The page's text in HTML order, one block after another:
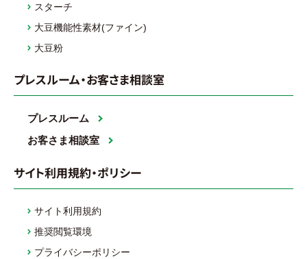
スターチ
大豆機能性素材(ファイン)
大豆粉
プレスルーム・お客さま相談室
プレスルーム
お客さま相談室
サイト利用規約・ポリシー
サイト利用規約
推奨閲覧環境
プライバシーポリシー